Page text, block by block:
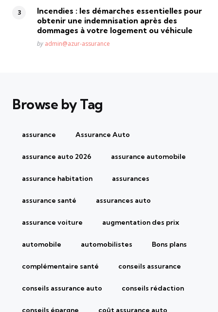
Incendies : les démarches essentielles pour
obtenir une indemnisation après des
dommages à votre logement ou véhicule
Posted
by admin@azur-assurance
Browse by Tag
assurance Assurance Auto
assurance auto 2026 assurance automobile
assurance habitation assurances
assurance santé assurances auto
assurance voiture augmentation des prix
automobile automobilistes Bons plans
complémentaire santé conseils assurance
conseils assurance auto conseils rédaction
conseils épargne coût assurance auto